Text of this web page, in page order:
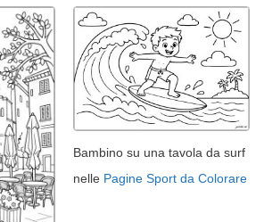
Bambino su una tavola da surf
nelle Pagine Sport da Colorare